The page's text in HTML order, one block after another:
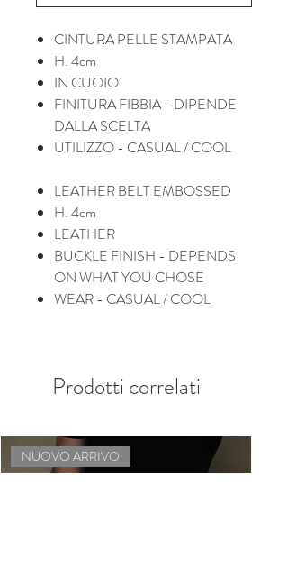
CINTURA PELLE STAMPATA
H. 4cm
IN CUOIO
FINITURA FIBBIA - DIPENDE
DALLA SCELTA
UTILIZZO - CASUAL / COOL
LEATHER BELT EMBOSSED
H. 4cm
LEATHER
BUCKLE FINISH - DEPENDS
ON WHAT YOU CHOSE
WEAR - CASUAL / COOL
Prodotti correlati
NUOVO ARRIVO